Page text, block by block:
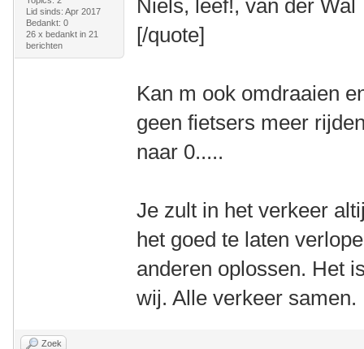
Lid sinds: Apr 2017
Bedankt: 0
26 x bedankt in 21
berichten
Niels, leef!, van der Wal
[/quote]
Kan m ook omdraaien
geen fietsers meer
naar 0.....
Je zult in het verkeer
het goed te laten
anderen oplossen. Het
wij. Alle verkeer samen.
Zoek